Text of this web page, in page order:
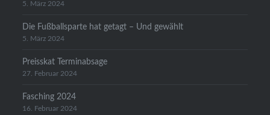
5. März 2024
Die Fußballsparte hat getagt – Und gewählt
5. März 2024
Preisskat Terminabsage
27. Februar 2024
Fasching 2024
16. Februar 2024